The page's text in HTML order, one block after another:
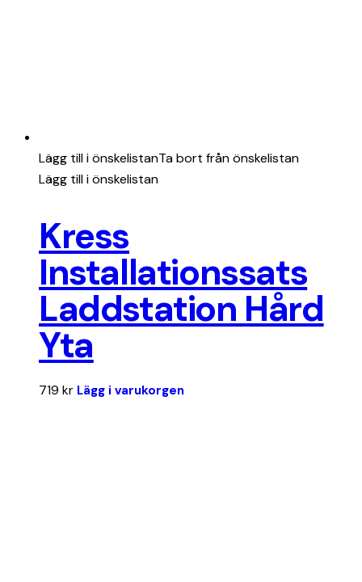
Lägg till i önskelistanTa bort från önskelistan
Lägg till i önskelistan
Kress
Installationssats
Laddstation Hård
Yta
719 kr Lägg i varukorgen